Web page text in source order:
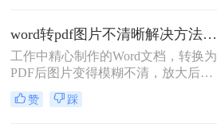
转！那么word转pdf后格式乱了怎么办
呢？本文直击痛点，提供可立即执行
的修复方案，助您10分钟内恢复完美
排版！
word转pdf图片不清晰解决方法：5种高清转换方法（2026实测指南）
工作中精心制作的Word文档，转换为
PDF后图片变得模糊不清，放大后出
现马赛克、细节丢失……这些"清晰
度灾难"不仅影响专业形象，更可能
赞 踩